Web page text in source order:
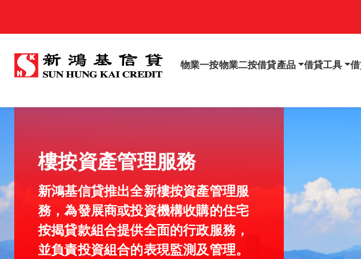
物業一按物業二按借貸產品 借貸工具
人民幣按揭貸款
推出全新「人民幣按揭貸款」，息率
低至6.99%*，比借港幣抵更多。
* 合資格客戶可獲享之最終息率將按照獲批核的貸款額; 還款年期及其個人信貸狀